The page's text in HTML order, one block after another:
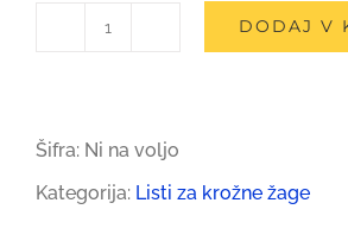
DODAJ V
Šifra: Ni na voljo
Kategorija: Listi za krožne žage